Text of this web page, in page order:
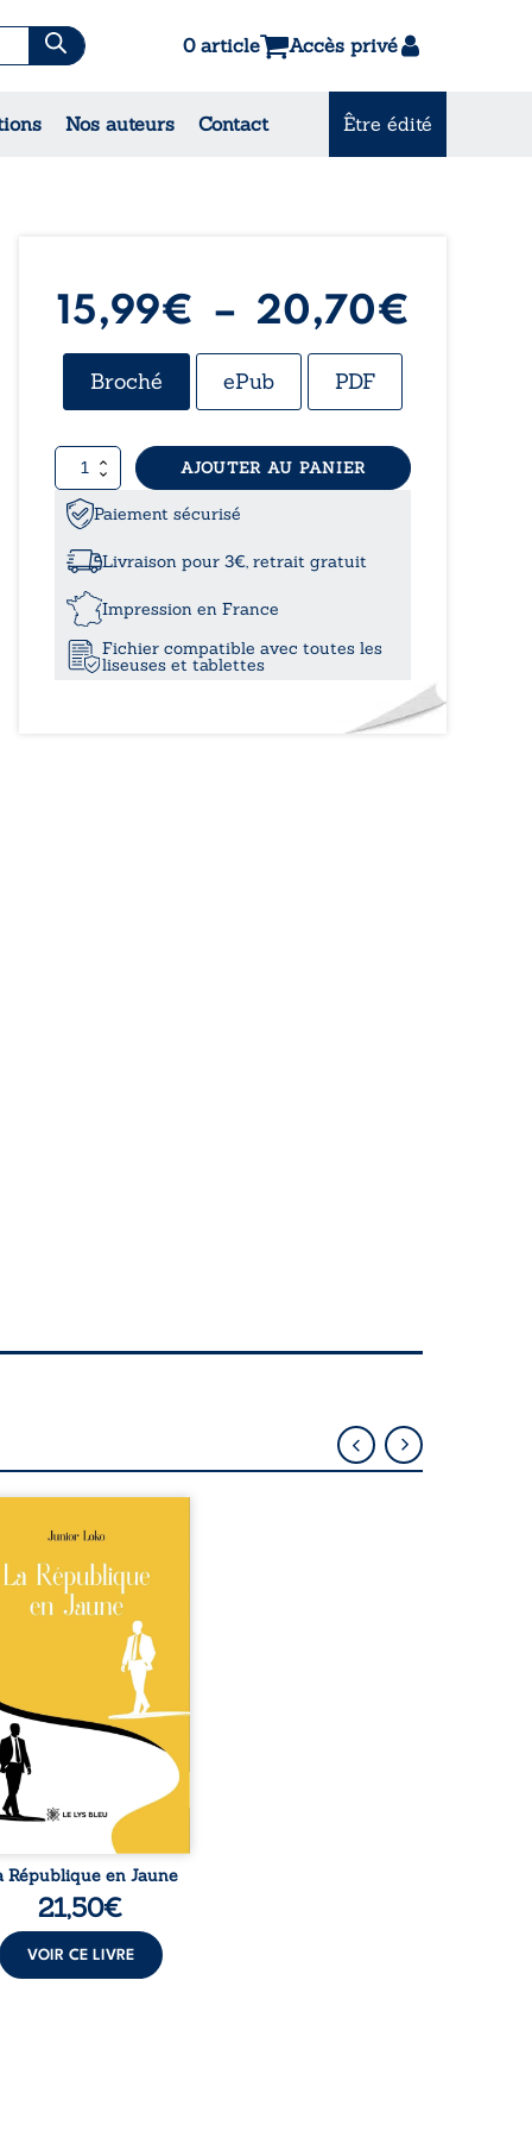
0 article Accès privé
Nos auteurs Contact Être édité
& Contes
15,99€ – 20,70€
Broché ePub PDF
quantité
de
François
d’Ardenne
AJOUTER AU PANIER
Paiement sécurisé
Livraison pour 3€, retrait gratuit
Impression en France
Fichier compatible avec toutes les
liseuses et tablettes
la naissance de
de races différentes
l’ordre établi :
est Noir et Junior est
bien que nés d’un
de Noirs. Très vite,
attire les médias
et transforme
blanc en une figure
sacrée, investie,
certains, d’une mission
Cependant, sous
couvert de ...
République en Jaune
21,50€
VOIR CE LIVRE